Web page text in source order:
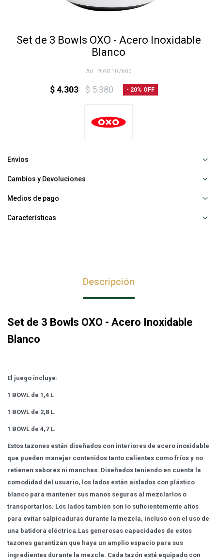
Set de 3 Bowls OXO - Acero Inoxidable
Blanco
PON1107600
$ 4.303 $5.380 20
Envíos
Cambios y Devoluciones
Medios de pago
Características
Descripción
Set de 3 Bowls OXO - Acero Inoxidable
Blanco
El juego incluye:
1 BOWL de 1,4 L
1 BOWL de 2,8 L.
1 BOWL de 4,7 L.
Estos tazones están diseñados con interiores de acero inoxidable
que pueden manejar contenidos tanto calientes como fríos y no
retienen sabores ni manchas. Diseñados teniendo en cuenta la
comodidad del usuario, los lados están aislados con plástico
blanco para mantener sus manos seguras al mezclarlos o
transportarlos. Los lados también son lo suficientemente altos
para evitar salpicaduras durante la mezcla, incluso con el uso de
una batidora eléctrica.Las generosas capacidades de estos
tazones garantizan que haya un amplio espacio para sus
ingredientes durante la mezcla. Cada tazón está equipado con